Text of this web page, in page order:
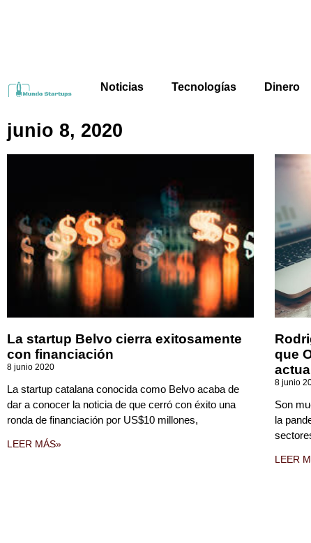
Noticias Tecnologías Dinero
junio 8, 2020
La startup Belvo cierra exitosamente
con financiación
8 junio 2020
La startup catalana conocida como Belvo acaba de
dar a conocer la noticia de que cerró con éxito una
ronda de financiación por US$10 millones,
LEER MÁS»
que
8 junio
Son
la
LEER